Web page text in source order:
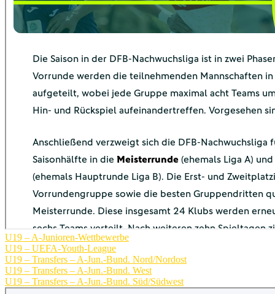
U19 – A-Junioren-Wettbewerbe
U19 – UEFA-Youth-League
U19 – Transfers – A-Jun.-Bund. Nord/Nordost
U19 – Transfers – A-Jun.-Bund. West
U19 – Transfers – A-Jun.-Bund. Süd/Südwest